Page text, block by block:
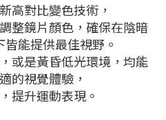
高對比變色技術，
整鏡片顏色，確保在陰暗
能提供最佳視野。
或是黃昏低光環境，均能
的視覺體驗，
提升運動表現。